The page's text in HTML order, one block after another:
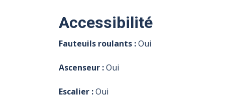
Accessibilité
Fauteuils roulants :Oui
Ascenseur :Oui
Escalier :Oui